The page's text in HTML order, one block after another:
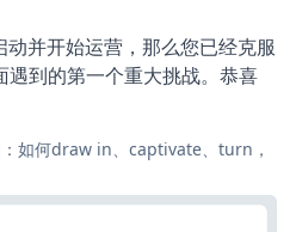
并开始运营，那么您已经克服
到的第一个重大挑战。恭喜
如何draw in、captivate、turn，